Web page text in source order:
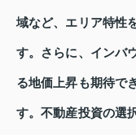
域など、エリア特性
す。さらに、インバ
る地価上昇も期待で
す。不動産投資の選